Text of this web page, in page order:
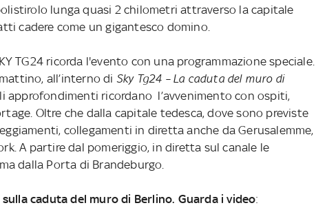
lunga quasi 2 chilometri attraverso la capitale
cadere come un gigantesco domino.
TG24 ricorda l'evento con una programmazione speciale.
all’interno di Sky Tg24 – La caduta del muro di
approfondimenti ricordano l’avvenimento con ospiti,
Oltre che dalla capitale tedesca, dove sono previste
collegamenti in diretta anche da Gerusalemme,
A partire dal pomeriggio, in diretta sul canale le
dalla Porta di Brandeburgo.
caduta del muro di Berlino. Guarda i video: